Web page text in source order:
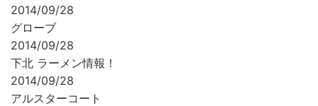
2014/09/28
グローブ
2014/09/28
下北 ラーメン情報！
2014/09/28
アルスターコート